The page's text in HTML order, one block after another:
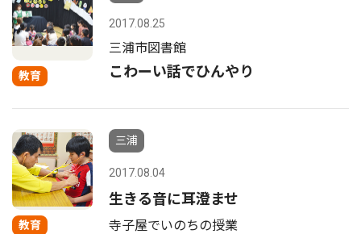
教育
2017.08.25
三浦市図書館
こわーい話でひんやり
教育
三浦
2017.08.04
生きる音に耳澄ませ
寺子屋でいのちの授業